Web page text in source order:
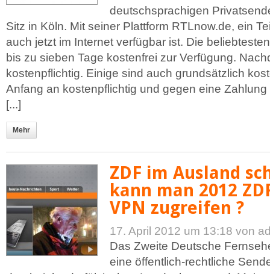
deutschsprachigen
Sitz in Köln. Mit seiner Plattform RTLnow.de, ein
auch jetzt im Internet verfügbar ist. Die
bis zu sieben Tage kostenfrei zur Verfügung.
kostenpflichtig. Einige sind auch grundsätzlich
Anfang an kostenpflichtig und gegen eine
[...]
Mehr
ZDF im Ausland
kann man 2012
VPN zugreifen ?
17. April 2012 um 13:18 von
Das Zweite Deutsche
eine öffentlich-rechtliche